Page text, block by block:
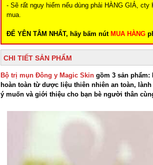
- Sẽ rất nguy hiểm nếu dùng phải HÀNG GIẢ,
mua.
ĐỂ YÊN TÂM NHẤT, hãy bấm nút MUA HÀNG
CHI TIẾT SẢN PHẨM
Bộ trị mụn Đông y Magic Skin gồm 3 sản phẩm:
hoàn toàn từ dược liệu thiên nhiên an toàn,
ý muốn và giới thiệu cho bạn bè người thân